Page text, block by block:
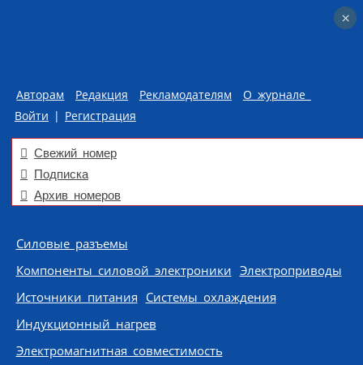
Авторам Редакция Рекламодателям
О журнале
Войти | Регистрация
Свежий номер
Подписка
Архив номеров
Skip to content
Силовые разъемы
Компоненты силовой электроники Электроприводы
Источники питания Системы охлаждения
Индукционный нагрев
Электромагнитная совместимость
×
×